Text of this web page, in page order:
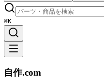
⌘K
自作.com